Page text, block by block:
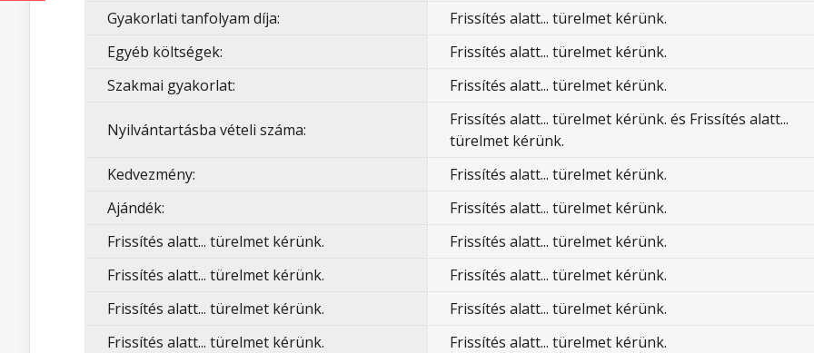
Gyakorlati tanfolyam díja:
Frissítés alatt... türelmet kérünk.
Egyéb költségek:
Frissítés alatt... türelmet kérünk.
Szakmai gyakorlat:
Frissítés alatt... türelmet kérünk.
Nyilvántartásba vételi száma:
Frissítés alatt... türelmet kérünk. és Frissítés alatt...
türelmet kérünk.
Kedvezmény:
Frissítés alatt... türelmet kérünk.
Ajándék:
Frissítés alatt... türelmet kérünk.
Frissítés alatt... türelmet kérünk.
Frissítés alatt... türelmet kérünk.
Frissítés alatt... türelmet kérünk.
Frissítés alatt... türelmet kérünk.
Frissítés alatt... türelmet kérünk.
Frissítés alatt... türelmet kérünk.
Frissítés alatt... türelmet kérünk.
Frissítés alatt... türelmet kérünk.